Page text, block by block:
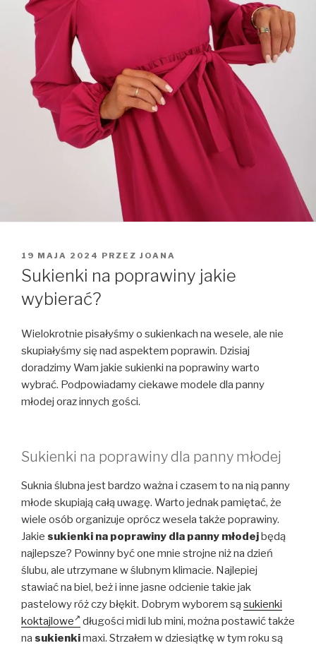
OPUBLIKOWANE
W
19 MAJA 2024 PRZEZ JOANA
Sukienki na poprawiny jakie
wybierać?
Wielokrotnie pisałyśmy o sukienkach na wesele, ale nie
skupiałyśmy się nad aspektem poprawin. Dzisiaj
doradzimy Wam jakie sukienki na poprawiny warto
wybrać. Podpowiadamy ciekawe modele dla panny
młodej oraz innych gości.
Sukienki na poprawiny dla panny młodej
Suknia ślubna jest bardzo ważna i czasem to na nią panny
młode skupiają całą uwagę. Warto jednak pamiętać, że
wiele osób organizuje oprócz wesela także poprawiny.
Jakie sukienki na poprawiny dla panny młodejbędą
najlepsze? Powinny być one mnie strojne niż na dzień
ślubu, ale utrzymane w ślubnym klimacie. Najlepiej
stawiać na biel, beż i inne jasne odcienie takie jak
pastelowy róż czy błękit. Dobrym wyborem sąsukienki
koktajlowe
długości midi lub mini, można postawić także
na sukienkimaxi. Strzałem w dziesiątkę w tym roku są